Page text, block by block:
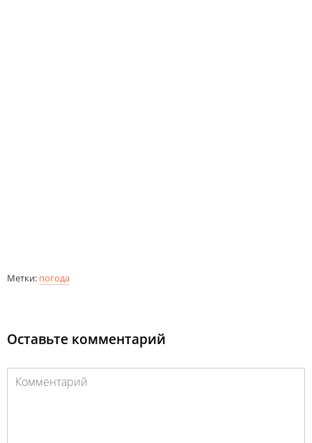
Метки: погода
Оставьте комментарий